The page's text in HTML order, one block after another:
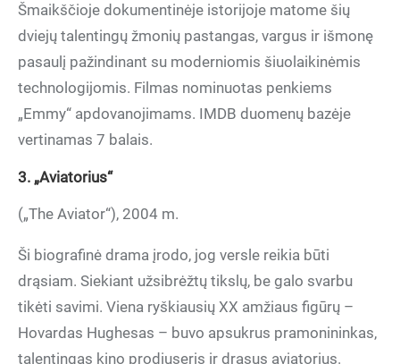
Šmaikščioje dokumentinėje istorijoje matome šių
dviejų talentingų žmonių pastangas, vargus ir išmonę
pasaulį pažindinant su moderniomis šiuolaikinėmis
technologijomis. Filmas nominuotas penkiems
„Emmy“ apdovanojimams. IMDB duomenų bazėje
vertinamas 7 balais.
3. „Aviatorius“
(„The Aviator“), 2004 m.
Ši biografinė drama įrodo, jog versle reikia būti
drąsiam. Siekiant užsibrėžtų tikslų, be galo svarbu
tikėti savimi. Viena ryškiausių XX amžiaus figūrų –
Hovardas Hughesas – buvo apsukrus pramonininkas,
talentingas kino prodiuseris ir drąsus aviatorius.